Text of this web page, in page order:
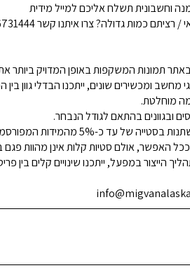
וחשבונית תשלח אליכם למייל מידית
כמות גדולה? צרו איתנו קשר 02-6731444
תמונות המשקפות באופן המדויק ביותר
ומכשירים שונים, ייתכנו הבדלי גוון
מוחלטת.
ובגוונים בהתאם לגודל הנבחר.
עד כ-5% מהמידות המפורסמות.
האפשר, אולם סטיות קלות אינן מהוות פגם
הייצור במפעל, ייתכנו שינויים קלים בין